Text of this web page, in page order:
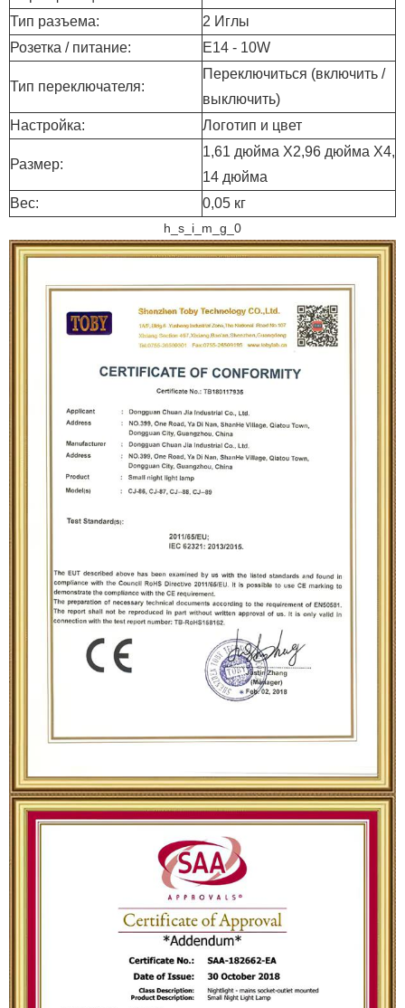
Тип разъема:
2 Иглы
Розетка / питание:
E14 - 10W
Тип переключателя:
Переключиться (включить /
выключить)
Настройка:
Логотип и цвет
Размер:
1,61 дюйма X2,96 дюйма X4,
14 дюйма
Вес:
0,05 кг
h_s_i_m_g_0